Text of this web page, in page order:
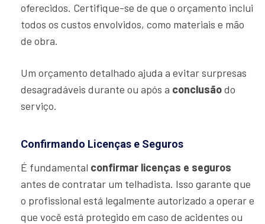
oferecidos. Certifique-se de que o orçamento inclui
todos os custos envolvidos, como materiais e mão
de obra.
Um orçamento detalhado ajuda a evitar surpresas
desagradáveis durante ou após a conclusãodo
serviço.
Confirmando Licenças e Seguros
É fundamental confirmar licenças e seguros
antes de contratar um telhadista. Isso garante que
o profissional está legalmente autorizado a operar e
que você está protegido em caso de acidentes ou